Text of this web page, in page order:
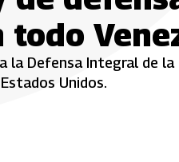
la Defensa Integral de
Unidos.